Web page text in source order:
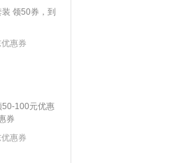
领50券，到
惠券
50-100元优惠
券
惠券